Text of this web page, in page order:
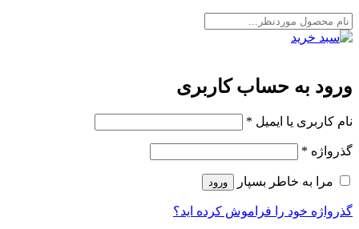
ورود به حساب کاربری
نام کاربری یا ایمیل *
گذرواژه *
مرا به خاطر بسپار ورود
گذرواژه خود را فراموش کرده اید؟